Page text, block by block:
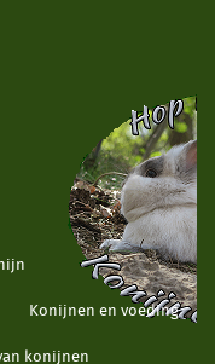
Konijnen en voeding
konijnen